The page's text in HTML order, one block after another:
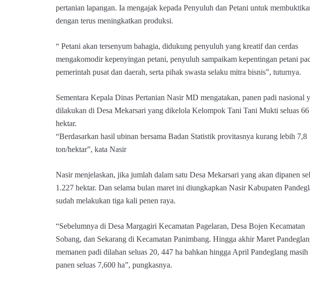
pertanian lapangan. Ia mengajak kepada Penyuluh dan Petani untuk
dengan terus meningkatkan produksi.
“ Petani akan tersenyum bahagia, didukung penyuluh yang kreatif dan cerdas
mengakomodir kepenyingan petani, penyuluh sampaikam kepentingan petani
pemerintah pusat dan daerah, serta pihak swasta selaku mitra bisnis”, tuturnya.
Sementara Kepala Dinas Pertanian Nasir MD mengatakan, panen padi nasional
dilakukan di Desa Mekarsari yang dikelola Kelompok Tani Tani Mukti seluas 66
hektar.
“Berdasarkan hasil ubinan bersama Badan Statistik provitasnya kurang lebih 7,8
ton/hektar”, kata Nasir
Nasir menjelaskan, jika jumlah dalam satu Desa Mekarsari yang akan dipanen
1.227 hektar. Dan selama bulan maret ini diungkapkan Nasir Kabupaten
sudah melakukan tiga kali penen raya.
“Sebelumnya di Desa Margagiri Kecamatan Pagelaran, Desa Bojen Kecamatan
Sobang, dan Sekarang di Kecamatan Panimbang. Hingga akhir Maret
memanen padi dilahan seluas 20, 447 ha bahkan hingga April Pandeglang masih
panen seluas 7,600 ha”, pungkasnya.